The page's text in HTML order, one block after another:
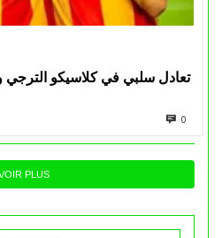
تعادل سلبي في كلاسيكو
0
PLUS